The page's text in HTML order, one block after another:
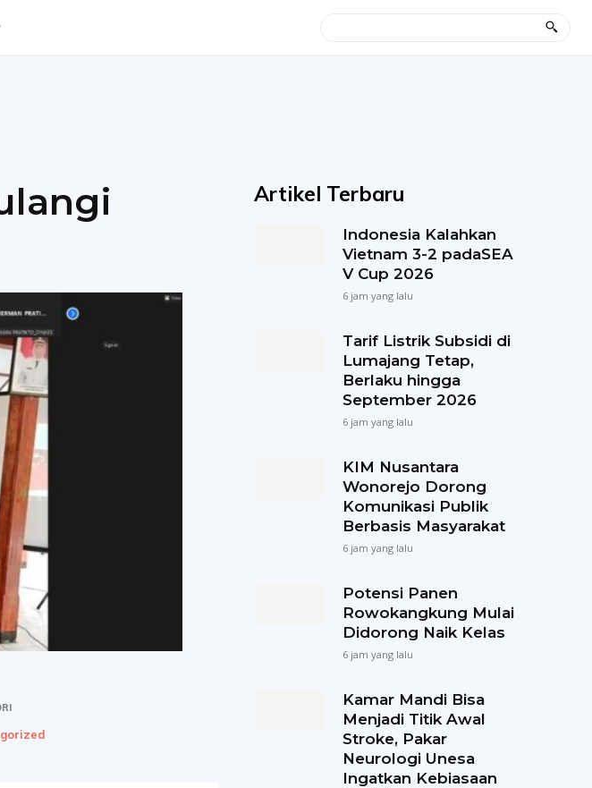
Artikel Terbaru
Indonesia Kalahkan
Vietnam 3-2 padaSEA
V Cup 2026
6 jam yang lalu
Tarif Listrik Subsidi di
Lumajang Tetap,
Berlaku hingga
September 2026
6 jam yang lalu
KIM Nusantara
Wonorejo Dorong
Komunikasi Publik
Berbasis Masyarakat
6 jam yang lalu
Potensi Panen
Rowokangkung Mulai
Didorong Naik Kelas
6 jam yang lalu
Kamar Mandi Bisa
Menjadi Titik Awal
Stroke, Pakar
Neurologi Unesa
Ingatkan Kebiasaan